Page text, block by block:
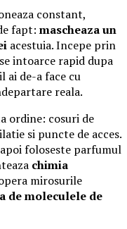
constant,
fapt: mascheaza un
acestuia. Incepe prin
intoarce rapid dupa
ai de-a face cu
reala.
ordine: cosuri de
si puncte de acces.
foloseste parfumul
chimia
mirosurile
de moleculele de